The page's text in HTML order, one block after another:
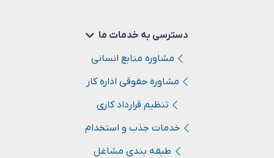
دسترسی به خدمات ما
مشاوره منابع انسانی
مشاوره حقوقی اداره کار
تنظیم قرارداد کاری
خدمات جذب و استخدام
طبقه بندی مشاغل